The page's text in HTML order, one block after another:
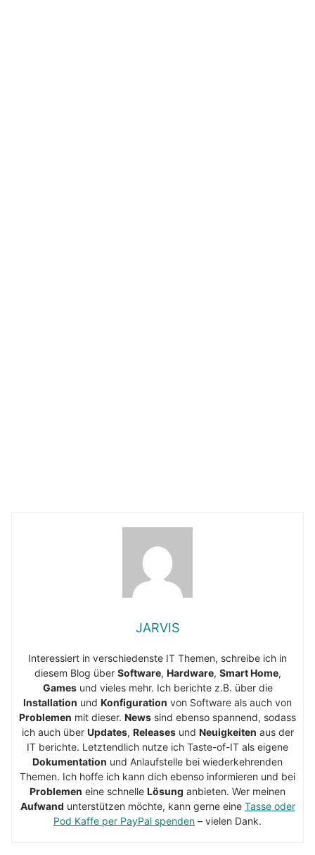
JARVIS
Interessiert in verschiedenste IT Themen, schreibe ich in
diesem Blog über Software, Hardware, Smart Home,
Gamesund vieles mehr. Ich berichte z.B. über die
Installation und Konfiguration von Software als auch von
Problemen mit dieser. News sind ebenso spannend, sodass
ich auch über Updates, Releasesund Neuigkeiten aus der
IT berichte. Letztendlich nutze ich Taste-of-IT als eigene
Dokumentation und Anlaufstelle bei wiederkehrenden
Themen. Ich hoffe ich kann dich ebenso informieren und bei
Problemen eine schnelle Lösung anbieten. Wer meinen
Aufwand unterstützen möchte, kann gerne eine Tasse oder
Pod Kaffe per PayPal spenden – vielen Dank.